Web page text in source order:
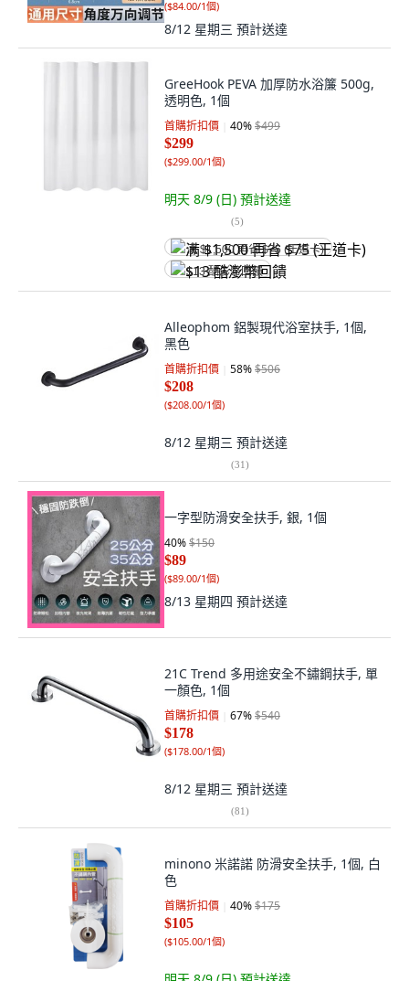
($84.00/1個)
8/12 星期三 預計送達
GreeHook PEVA 加厚防水浴簾 500g,
透明色, 1個
首購折扣價 40%$499
$299
($299.00/1個)
明天 8/9 (日) 預計送達
(5)
满 $1,500 再省 $75 (王道卡)
$13 酷澎幣回饋
Alleophom 鋁製現代浴室扶手, 1個,
黑色
首購折扣價 58%$506
$208
($208.00/1個)
8/12 星期三 預計送達
(31)
一字型防滑安全扶手, 銀, 1個
40%$150
$89
($89.00/1個)
8/13 星期四 預計送達
21C Trend 多用途安全不鏽鋼扶手, 單
一顏色, 1個
首購折扣價 67%$540
$178
($178.00/1個)
8/12 星期三 預計送達
(81)
minono 米諾諾 防滑安全扶手, 1個, 白
色
首購折扣價 40%$175
$105
($105.00/1個)